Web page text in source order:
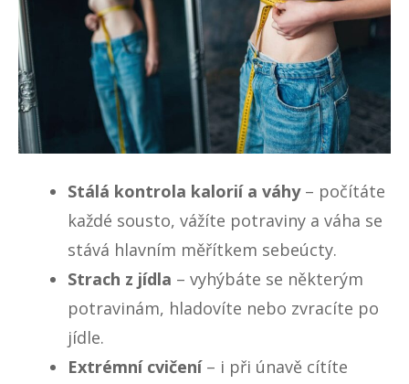
Stálá kontrola kalorií a váhy– počítáte
každé sousto, vážíte potraviny a váha se
stává hlavním měřítkem sebeúcty.
Strach z jídla – vyhýbáte se některým
potravinám, hladovíte nebo zvracíte po
jídle.
Extrémní cvičení– i při únavě cítíte